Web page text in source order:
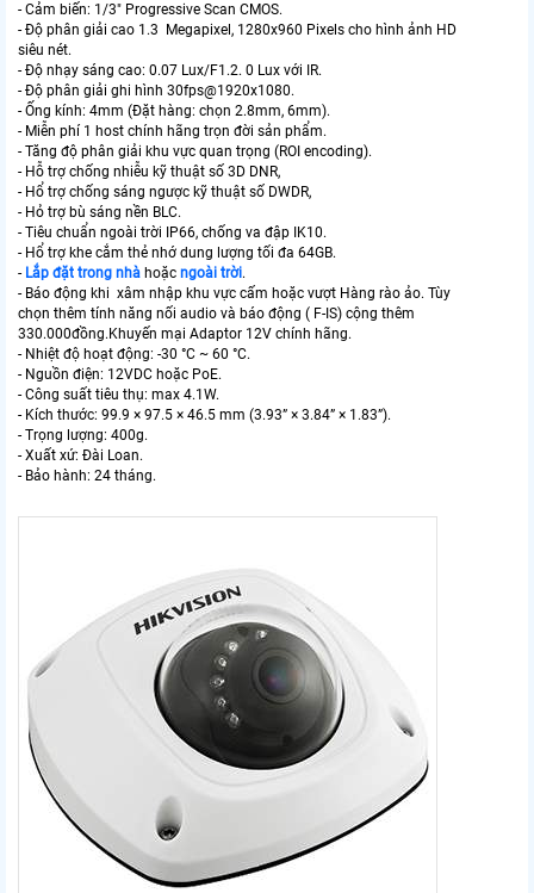
- Cảm biến: 1/3" Progressive Scan CMOS.
- Độ phân giải cao 1.3 Megapixel, 1280x960 Pixels cho hình ảnh HD
siêu nét.
- Độ nhạy sáng cao: 0.07 Lux/F1.2. 0 Lux với IR.
- Độ phân giải ghi hình 30fps@1920x1080.
- Ống kính: 4mm (Đặt hàng: chọn 2.8mm, 6mm).
- Miễn phí 1 host chính hãng trọn đời sản phẩm.
- Tăng độ phân giải khu vực quan trọng (ROI encoding).
- Hỗ trợ chống nhiễu kỹ thuật số 3D DNR,
- Hổ trợ chống sáng ngược kỹ thuật số DWDR,
- Hỏ trợ bù sáng nền BLC.
- Tiêu chuẩn ngoài trời IP66, chống va đập IK10.
- Hổ trợ khe cắm thẻ nhớ dung lượng tối đa 64GB.
- Lắp đặt trong nhà hoặc ngoài trời.
- Báo động khi xâm nhập khu vực cấm hoặc vượt Hàng rào ảo. Tùy
chọn thêm tính năng nối audio và báo động ( F-IS) cộng thêm
330.000đồng.Khuyến mại Adaptor 12V chính hãng.
- Nhiệt độ hoạt động: -30 °C ~ 60 °C.
- Nguồn điện: 12VDC hoặc PoE.
- Công suất tiêu thụ: max 4.1W.
- Kích thước: 99.9 × 97.5 × 46.5 mm (3.93” × 3.84” × 1.83”).
- Trọng lượng: 400g.
- Xuất xứ: Đài Loan.
- Bảo hành: 24 tháng.